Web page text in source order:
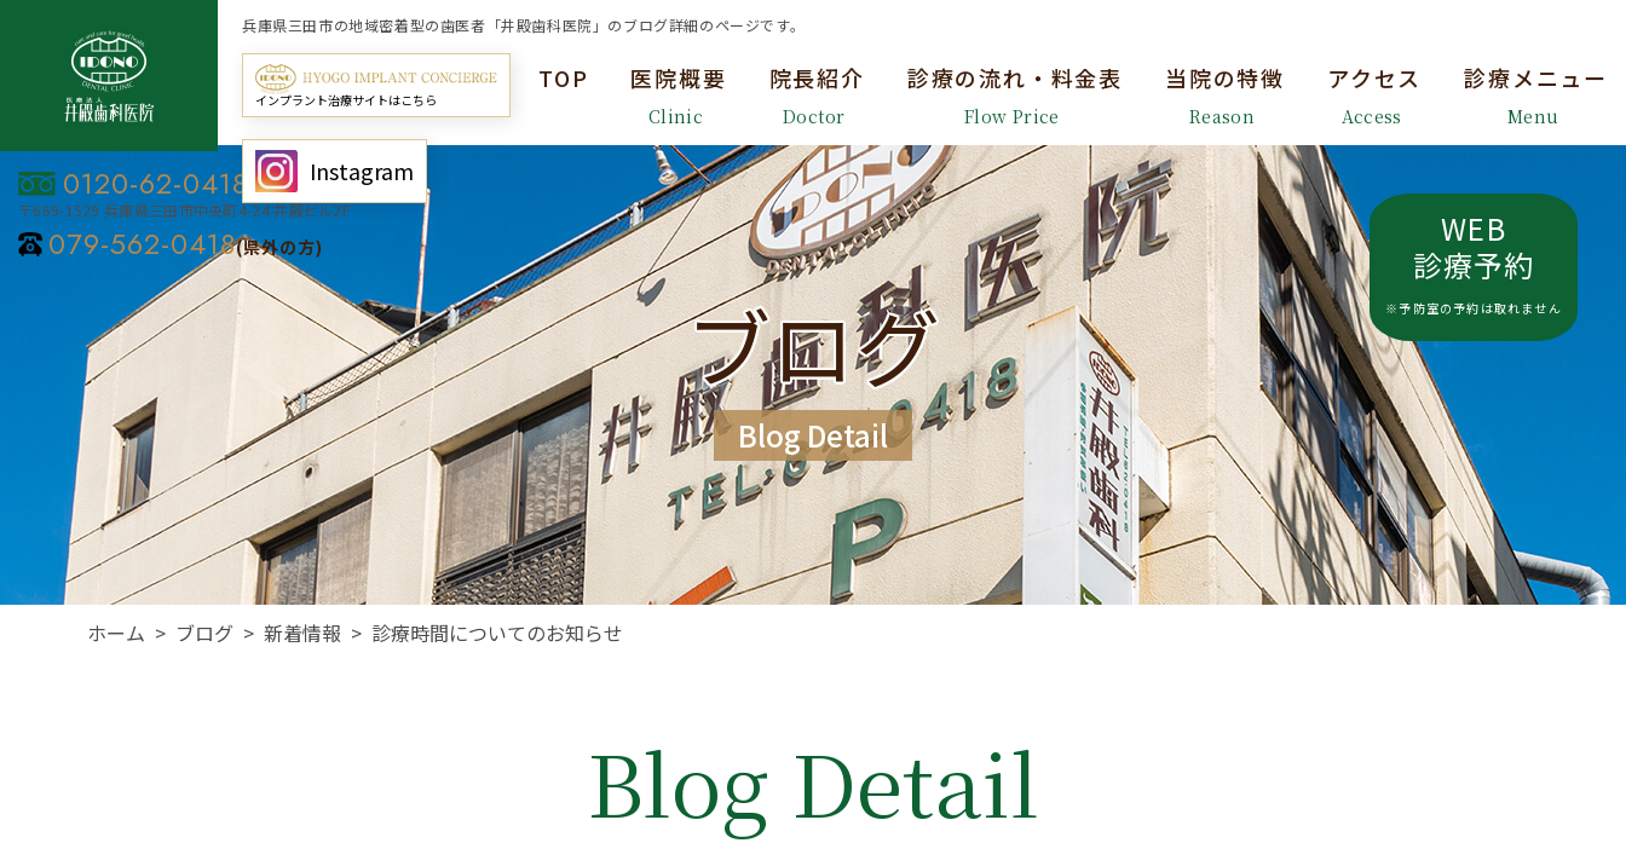
兵庫県三田市の地域密着型の歯医者「井殿歯科医院」のブログ詳細のページです。
0120-62-0418
〒669-1529 兵庫県三田市中央町4-24 井殿ビル2F
079-562-0418(県外の方)
インプラント治療サイトはこちら
Instagram
TOP 医院概要
Clinic
院長紹介
Doctor
診療の流れ・料金表
Flow Price
当院の特徴
Reason
アクセス
Access
診療メニュー
Menu
WEB
診療予約
※予防室の予約は取れません
ブログ
Blog Detail
ホーム > ブログ > 新着情報 > 診療時間についてのお知らせ
Blog Detail